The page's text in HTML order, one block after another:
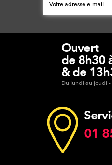
Ouvert
de 8h30
& de
Du lundi au jeudi
01